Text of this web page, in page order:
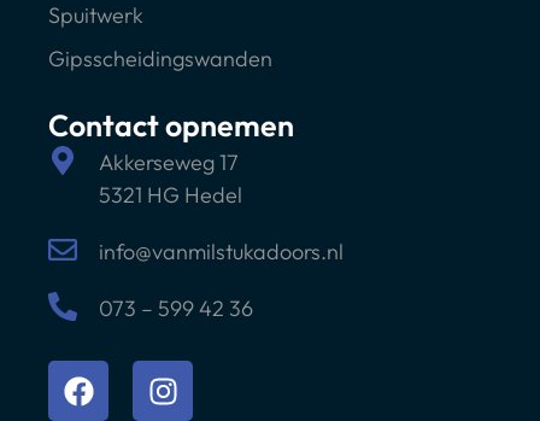
Spuitwerk
Gipsscheidingswanden
Contact opnemen
Akkerseweg 17
5321 HG Hedel
info@vanmilstukadoors.nl
073 – 599 42 36